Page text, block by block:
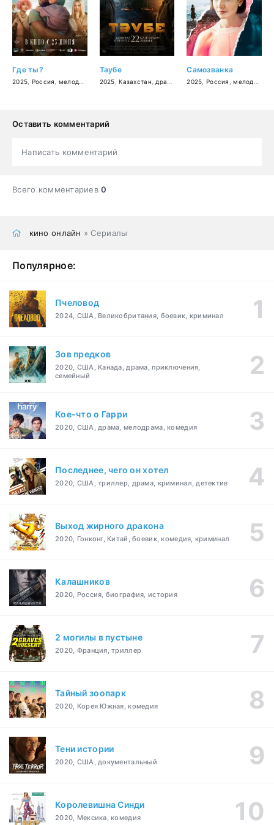
Где ты?
2025 Россия мелодрама
Таубе
2025 ,Казахстан драма
Самозванка
2025 Россия ,мелодрама
Оставить комментарий
Написать комментарий
Всего комментариев0
кино онлайн » Сериалы
Популярное:
Пчеловод
2024, США, Великобритания, боевик, криминал
Зов предков
2020, США, Канада, драма, приключения,
семейный
Кое-что о Гарри
2020, США, драма, мелодрама, комедия
Последнее, чего он хотел
2020, США, триллер, драма, криминал, детектив
Выход жирного дракона
2020, Гонконг, Китай, боевик, комедия, криминал
Калашников
2020, Россия, биография, история
2 могилы в пустыне
2020, Франция, триллер
Тайный зоопарк
2020, Корея Южная, комедия
Тени истории
2020, США, документальный
Королевишна Синди
2020, Мексика, комедия